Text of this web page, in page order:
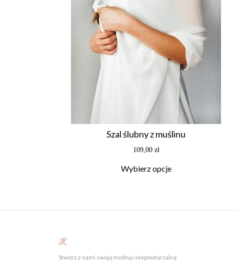
Szal ślubny z muślinu
109,00 zł
Wybierz opcje
JK
Stwórz z nami swoją modną i niepowtarzalną